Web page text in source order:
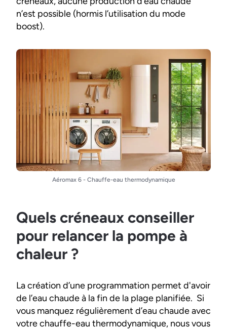
n’est possible (hormis l’utilisation du mode
boost).
Aéromax 6 - Chauffe-eau thermodynamique
Quels créneaux conseiller
pour relancer la pompe à
chaleur ?
La création d’une programmation permet d'avoir
de l’eau chaude à la fin de la plage planifiée. Si
vous manquez régulièrement d’eau chaude avec
votre chauffe-eau thermodynamique, nous vous